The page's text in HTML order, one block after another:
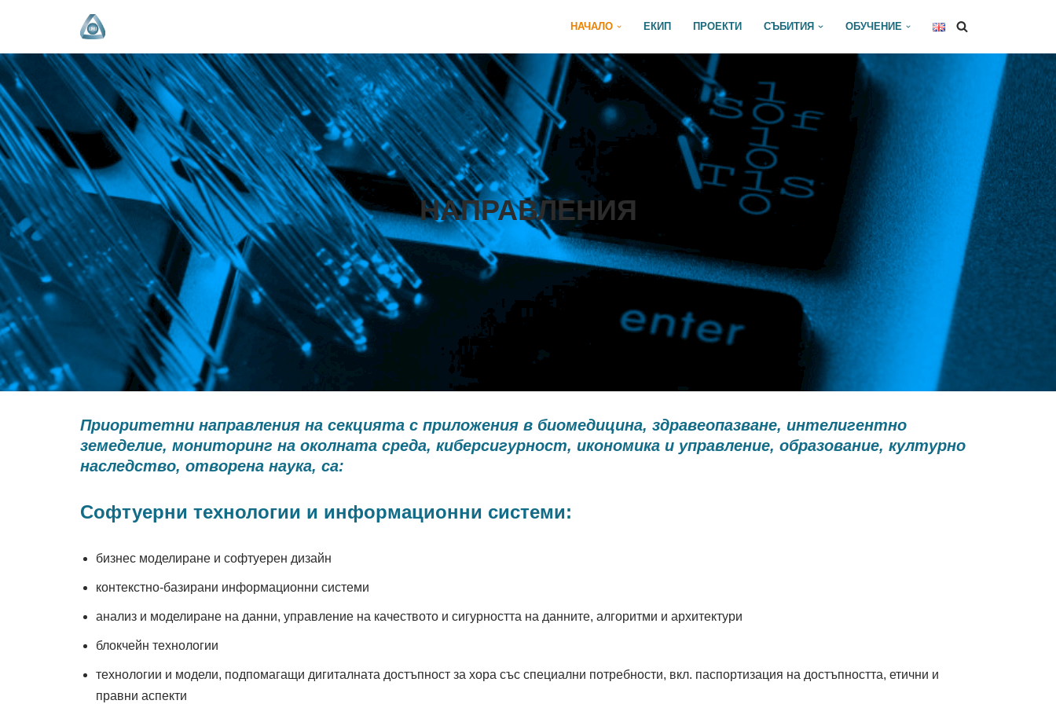
Продължете
към
съдържанието
НАЧАЛО ЕКИП ПРОЕКТИ СЪБИТИЯ ОБУЧЕНИЕ
НАПРАВЛЕНИЯ
Приоритетни направления на секцията с приложения в биомедицина, здравеопазване, интелигентно
земеделие, мониторинг на околната среда, киберсигурност, икономика и управление, образование, културно
наследство, отворена наука, са:
Софтуерни технологии и информационни системи:
бизнес моделиране и софтуерен дизайн
контекстно-базирани информационни системи
анализ и моделиране на данни, управление на качеството и сигурността на данните, алгоритми и архитектури
блокчейн технологии
технологии и модели, подпомагащи дигиталната достъпност за хора със специални потребности, вкл. паспортизация на достъпността, етични и
правни аспекти